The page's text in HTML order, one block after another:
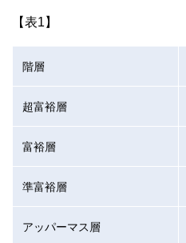
【表1】
階層
超富裕層
富裕層
準富裕層
アッパーマス層